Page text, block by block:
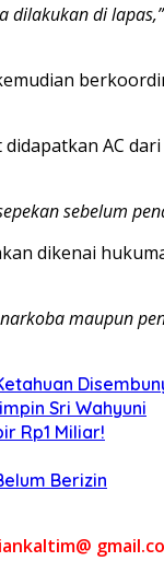
dilakukan di lapas,”
AC
sebelum
dikenai
maupun
Sri Wahyuni
Rp1 Miliar!
Berizin